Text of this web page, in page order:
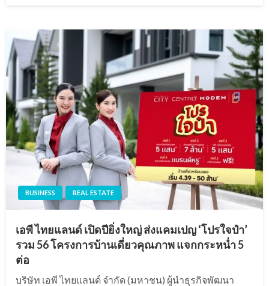
BUSINESS REAL ESTATE
เอพี ไทยแลนด์ เปิดปียิ่งใหญ่ ส่งแคมเปญ ‘โปรใจป๋า’
รวม 56 โครงการบ้านเดี่ยวคุณภาพ แจกกระหน่ำ 5
ต่อ
บริษัท เอพี ไทยแลนด์ จำกัด (มหาชน) ผู้นำธุรกิจพัฒนา